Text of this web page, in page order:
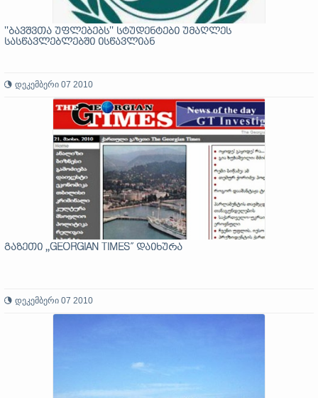
''ბავშვთა უფლებებს'' სტუდენტები უმაღლეს
სასწავლებლებში ისწავლიან
დეკემბერი 07 2010
გაზეთი ,,GEORGIAN TIMES” დაიხურა
დეკემბერი 07 2010